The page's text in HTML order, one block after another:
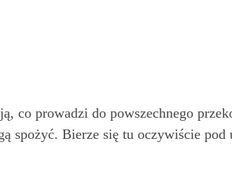
co prowadzi do powszechnego
Bierze się tu oczywiście pod